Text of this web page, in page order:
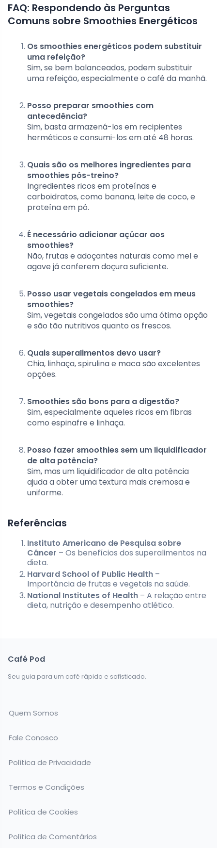
FAQ: Respondendo às Perguntas
Comuns sobre Smoothies Energéticos
Os smoothies energéticos podem substituir
uma refeição?
Sim, se bem balanceados, podem substituir
uma refeição, especialmente o café da manhã.
Posso preparar smoothies com
antecedência?
Sim, basta armazená-los em recipientes
herméticos e consumi-los em até 48 horas.
Quais são os melhores ingredientes para
smoothies pós-treino?
Ingredientes ricos em proteínas e
carboidratos, como banana, leite de coco, e
proteína em pó.
É necessário adicionar açúcar aos
smoothies?
Não, frutas e adoçantes naturais como mel e
agave já conferem doçura suficiente.
Posso usar vegetais congelados em meus
smoothies?
Sim, vegetais congelados são uma ótima opção
e são tão nutritivos quanto os frescos.
Quais superalimentos devo usar?
Chia, linhaça, spirulina e maca são excelentes
opções.
Smoothies são bons para a digestão?
Sim, especialmente aqueles ricos em fibras
como espinafre e linhaça.
Posso fazer smoothies sem um liquidificador
de alta potência?
Sim, mas um liquidificador de alta potência
ajuda a obter uma textura mais cremosa e
uniforme.
Referências
Instituto Americano de Pesquisa sobre
Câncer – Os benefícios dos superalimentos na
dieta.
Harvard School of Public Health –
Importância de frutas e vegetais na saúde.
National Institutes of Health – A relação entre
dieta, nutrição e desempenho atlético.
Café Pod
Seu guia para um café rápido e sofisticado.
Quem Somos
Fale Conosco
Política de Privacidade
Termos e Condições
Política de Cookies
Política de Comentários